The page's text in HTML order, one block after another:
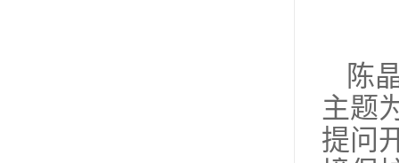
陈
主题
提问